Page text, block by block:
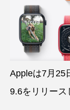
Appleは7月25
9.6をリリース